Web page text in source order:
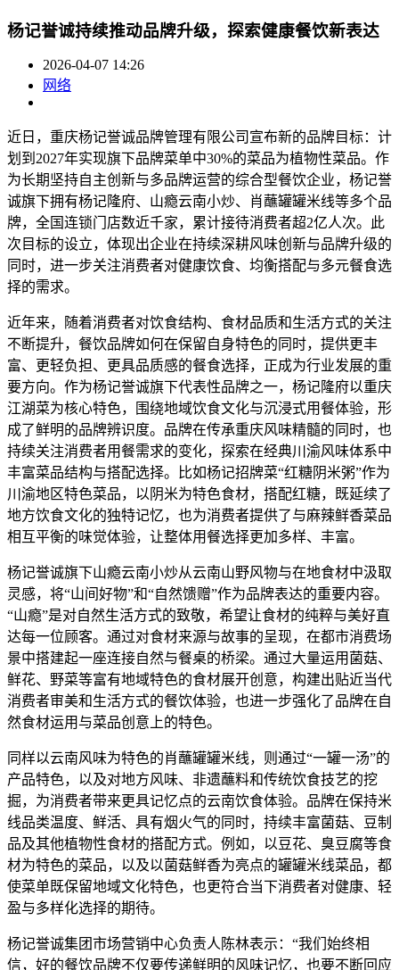
杨记誉诚持续推动品牌升级，探索健康餐饮新表达
2026-04-07 14:26
网络
近日，重庆杨记誉诚品牌管理有限公司宣布新的品牌目标：计
划到2027年实现旗下品牌菜单中30%的菜品为植物性菜品。作
为长期坚持自主创新与多品牌运营的综合型餐饮企业，杨记誉
诚旗下拥有杨记隆府、山瘾云南小炒、肖蘸罐罐米线等多个品
牌，全国连锁门店数近千家，累计接待消费者超2亿人次。此
次目标的设立，体现出企业在持续深耕风味创新与品牌升级的
同时，进一步关注消费者对健康饮食、均衡搭配与多元餐食选
择的需求。
近年来，随着消费者对饮食结构、食材品质和生活方式的关注
不断提升，餐饮品牌如何在保留自身特色的同时，提供更丰
富、更轻负担、更具品质感的餐食选择，正成为行业发展的重
要方向。作为杨记誉诚旗下代表性品牌之一，杨记隆府以重庆
江湖菜为核心特色，围绕地域饮食文化与沉浸式用餐体验，形
成了鲜明的品牌辨识度。品牌在传承重庆风味精髓的同时，也
持续关注消费者用餐需求的变化，探索在经典川渝风味体系中
丰富菜品结构与搭配选择。比如杨记招牌菜“红糖阴米粥”作为
川渝地区特色菜品，以阴米为特色食材，搭配红糖，既延续了
地方饮食文化的独特记忆，也为消费者提供了与麻辣鲜香菜品
相互平衡的味觉体验，让整体用餐选择更加多样、丰富。
杨记誉诚旗下山瘾云南小炒从云南山野风物与在地食材中汲取
灵感，将“山间好物”和“自然馈赠”作为品牌表达的重要内容。
“山瘾”是对自然生活方式的致敬，希望让食材的纯粹与美好直
达每一位顾客。通过对食材来源与故事的呈现，在都市消费场
景中搭建起一座连接自然与餐桌的桥梁。通过大量运用菌菇、
鲜花、野菜等富有地域特色的食材展开创意，构建出贴近当代
消费者审美和生活方式的餐饮体验，也进一步强化了品牌在自
然食材运用与菜品创意上的特色。
同样以云南风味为特色的肖蘸罐罐米线，则通过“一罐一汤”的
产品特色，以及对地方风味、非遗蘸料和传统饮食技艺的挖
掘，为消费者带来更具记忆点的云南饮食体验。品牌在保持米
线品类温度、鲜活、具有烟火气的同时，持续丰富菌菇、豆制
品及其他植物性食材的搭配方式。例如，以豆花、臭豆腐等食
材为特色的菜品，以及以菌菇鲜香为亮点的罐罐米线菜品，都
使菜单既保留地域文化特色，也更符合当下消费者对健康、轻
盈与多样化选择的期待。
杨记誉诚集团市场营销中心负责人陈林表示：“我们始终相
信，好的餐饮品牌不仅要传递鲜明的风味记忆，也要不断回应